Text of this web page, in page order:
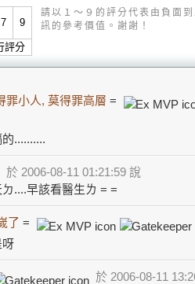
7 9
評分
請以１～９的評分代表由負面
訊的參考價值。謝謝！
罪小人, 莫得罪高層 =
..........
於 2006-08-11 01:21:59 說
....早該看醫生ㄌ = =
了 =
呀
於 2006-08-11